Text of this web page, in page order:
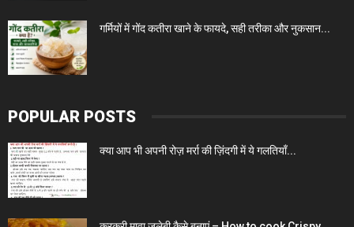
गर्मियों में गोंद कतीरा खाने के फायदे, सही तरीका और नुकसान...
POPULAR POSTS
क्या आप भी अपनी रोज़ मर्रा की ज़िंदगी में ये गलतियाँ...